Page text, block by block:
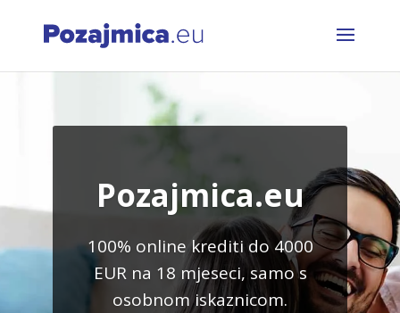
Pozajmica.eu
100% online krediti do 4000
EUR na 18 mjeseci, samo s
osobnom iskaznicom.